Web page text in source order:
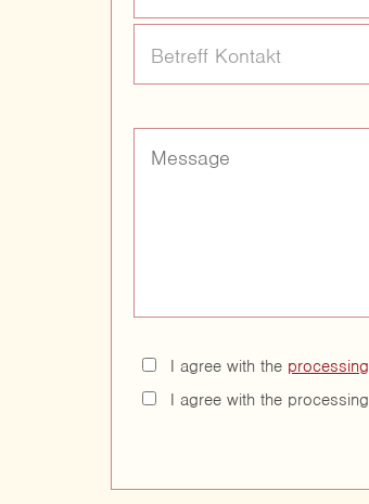
Betreff Kontakt
I agree with the
I agree with the